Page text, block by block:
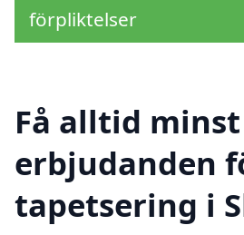
förpliktelser
Få alltid
erbjudanden
tapetsering i